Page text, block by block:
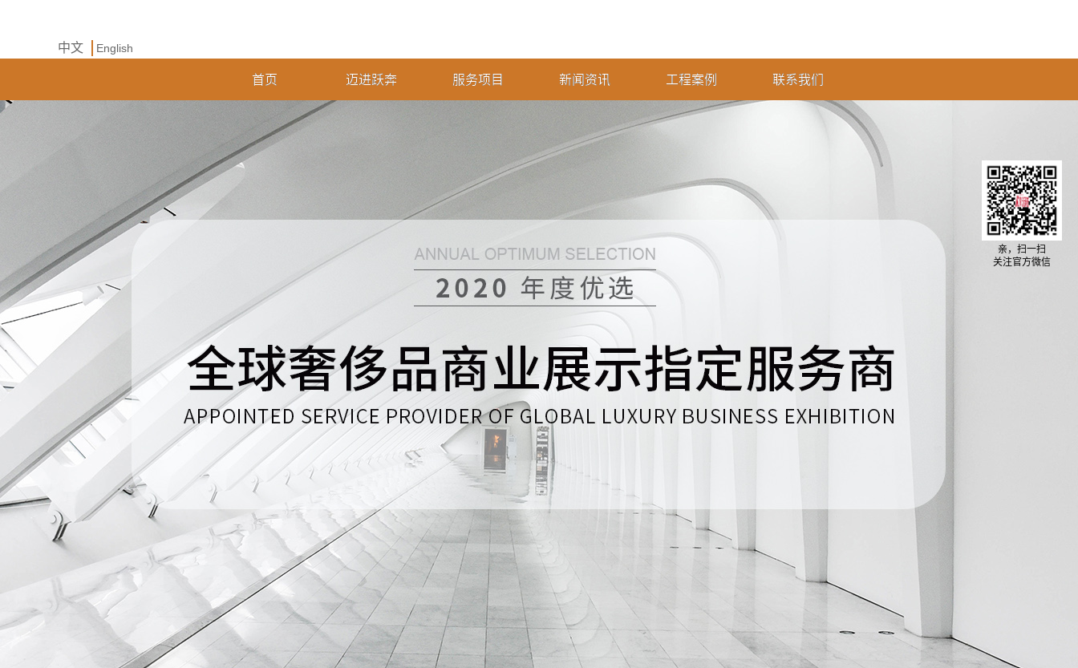
中文 English
首页 迈进跃奔 服务项目 新闻资讯 工程案例 联系我们
亲，扫一扫
关注官方微信